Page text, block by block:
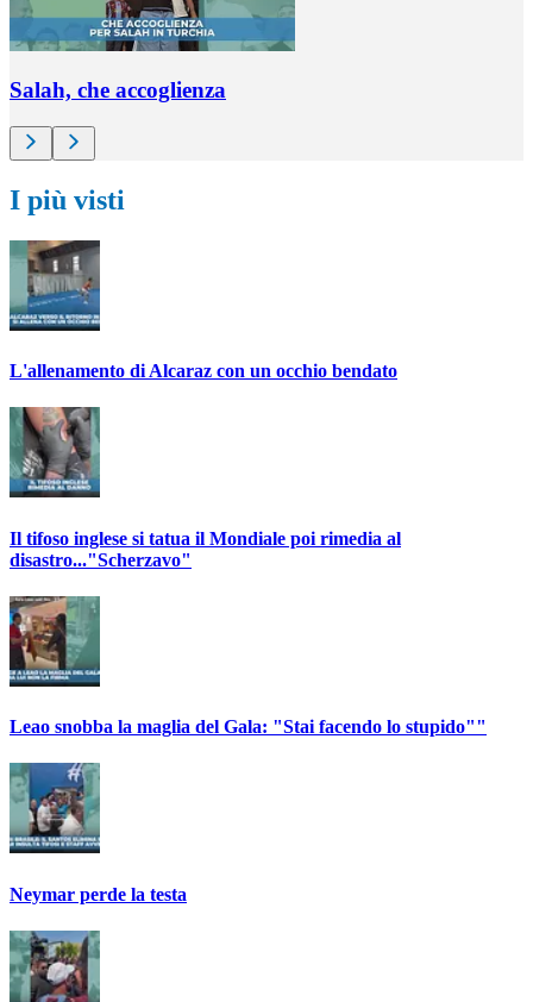
Salah, che accoglienza
I più visti
L'allenamento di Alcaraz con un occhio bendato
Il tifoso inglese si tatua il Mondiale poi rimedia al
disastro..."Scherzavo"
Leao snobba la maglia del Gala: "Stai facendo lo stupido""
Neymar perde la testa